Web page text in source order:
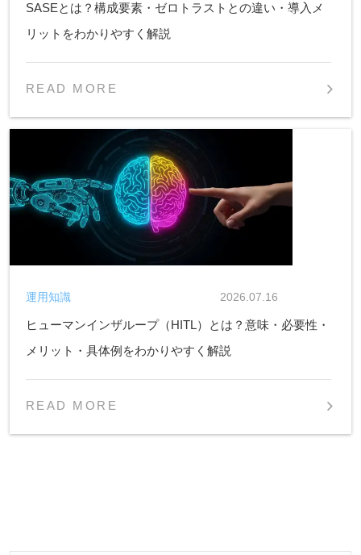
SASEとは？構成要素・ゼロトラストとの違い・導入メ
リットをわかりやすく解説
READ MORE
ヒューマンインザループ（HITL）とは？意味・必要性・
メリット・具体例をわかりやすく解説
2026.07.16
運用知識
READ MORE